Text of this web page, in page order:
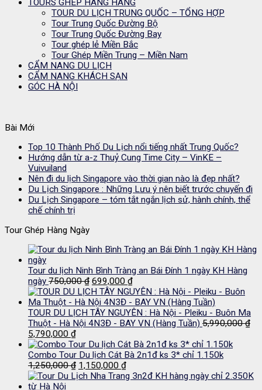
TOURS GHÉP HÀNG HÀNG
TOUR DU LỊCH TRUNG QUỐC – TỔNG HỢP
Tour Trung Quốc Đường Bộ
Tour Trung Quốc Đường Bay
Tour ghép lẻ Miền Bắc
Tour Ghép Miền Trung – Miền Nam
CẨM NANG DU LỊCH
CẨM NANG KHÁCH SẠN
GÓC HÀ NỘI
Bài Mới
Top 10 Thành Phố Du Lịch nổi tiếng nhất Trung Quốc?
Hướng dẫn từ a-z Thuỷ Cung Time City – VinKE –
Vuivuiland
Nên đi du lịch Singapore vào thời gian nào là đẹp nhất?
Du Lịch Singapore : Những Lưu ý nên biết trước chuyến đi
Du Lịch Singapore – tóm tắt ngắn lịch sử, hành chính, thể
chế chính trị
Tour Ghép Hàng Ngày
Tour du lịch Ninh Bình Tràng an Bái Đính 1 ngày KH Hàng
ngày 750,000₫ Giá
gốc
là:
750,000 ₫.
699,000 ₫Giá
hiện
tại
là:
699,000 ₫.
TOUR DU LỊCH TÂY NGUYÊN : Hà Nội - Pleiku - Buôn Ma
Thuột - Hà Nội 4N3Đ - BAY VN (Hàng Tuần) 5,990,000₫
Giá
gốc
là:
5,990,000 ₫.
5,790,000 ₫Giá
hiện
tại
là:
5,790,000 ₫.
Combo Tour Du lịch Cát Bà 2n1đ ks 3* chỉ 1.150k
1,250,000₫ Giá
gốc
1,150,000 ₫Giá
hiện